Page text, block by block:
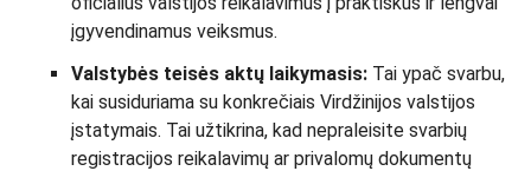
įgyvendinamus veiksmus.
Valstybės teisės aktų laikymasis: Tai ypač svarbu,
kai susiduriama su konkrečiais Virdžinijos valstijos
įstatymais. Tai užtikrina, kad nepraleisite svarbių
registracijos reikalavimų ar privalomų dokumentų